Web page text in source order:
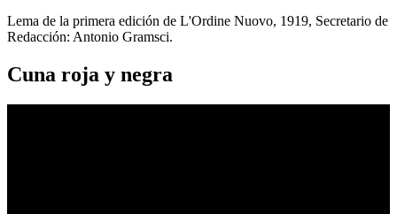
Lema de la primera edición de L'Ordine Nuovo, 1919, Secretario de
Redacción: Antonio Gramsci.
Cuna roja y negra